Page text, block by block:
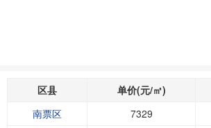
区县 单价(元/㎡)
南票区
7329